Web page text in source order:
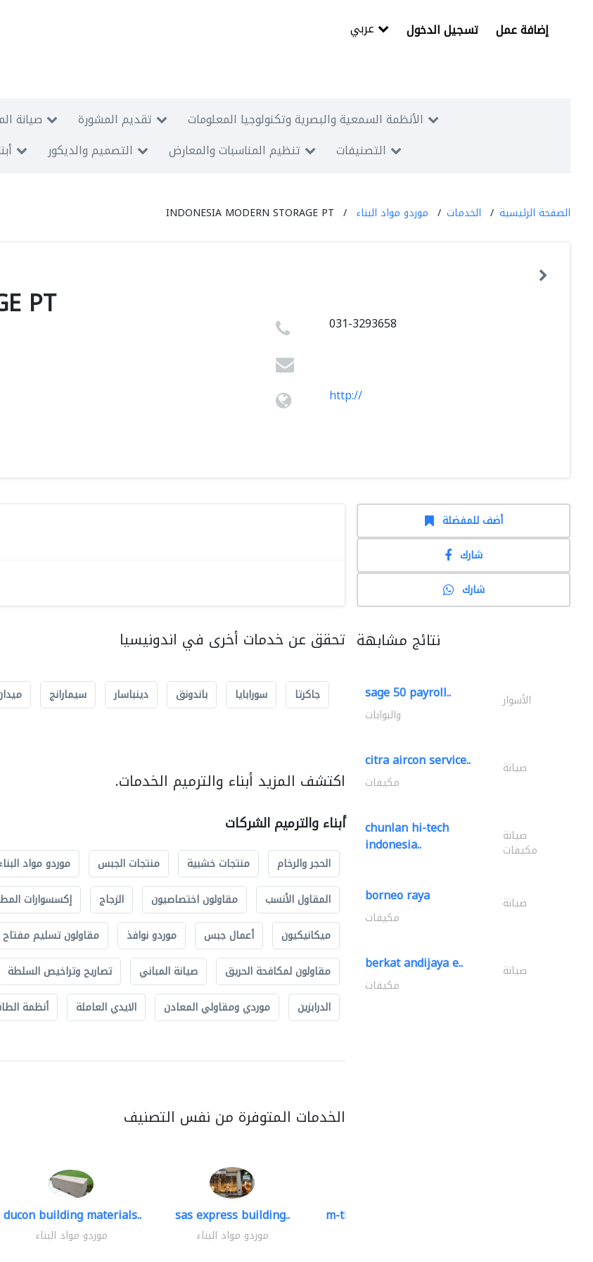
تسجيل الدخول إضافة عمل
صيانة تقديم المشورة
الأنظمة السمعية والبصرية وتكنولوجيا المعلومات
التصميم والديكور تنظيم المناسبات والمعارض التصنيفات
الصفحة الرئيسية الخدمات موردو مواد البناء INDONESIA MODERN STORAGE PT
PT 031-3293658
http://
تحقق عن خدمات أخرى في اندونيسيا
جاكرتا سورابايا باندونق دينباسار سيمارانج
اكتشف المزيد أبناء والترميم الخدمات.
أبناء والترميم الشركات
الحجر والرخام منتجات خشبية منتجات الجبس موردو مواد
المقاول الأنسب
مقاولون اختصاصيون الزجاج إكسسوارات
ميكانيكيون
أعمال جبس موردو نوافذ مقاولون تسليم مفتاح
مقاولون لمكافحة الحريق
صيانة المباني تصاريح وتراخيص السلطة
الدرابزين
موردي ومقاولي المعادن الايدي العاملة أنظمة
الخدمات المتوفرة من نفس التصنيف
ducon building materials..
موردو مواد البناء
sas express building..
موردو مواد البناء
m-three building materials
أضف للمفضلة
شارك
شارك
نتائج مشابهة
sage 50 payroll.. الأسوار
والبوابات
citra aircon service.. صيانة
مكيفات
chunlan hi-tech
indonesia.. صيانة
مكيفات
borneo raya صيانة
مكيفات
berkat andijaya e.. صيانة
مكيفات